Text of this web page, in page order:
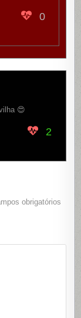
0
😍
2
obrigatórios